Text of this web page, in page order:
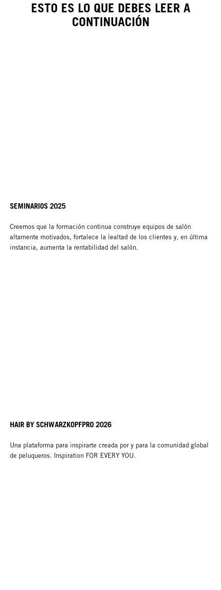
ESTO ES LO QUE DEBES LEER A
CONTINUACIÓN
SEMINARIOS 2025
Creemos que la formación continua construye equipos de salón
altamente motivados, fortalece la lealtad de los clientes y, en última
instancia, aumenta la rentabilidad del salón.
HAIR BY SCHWARZKOPFPRO 2026
Una plataforma para inspirarte creada por y para la comunidad global
de peluqueros. Inspiration FOR EVERY YOU.